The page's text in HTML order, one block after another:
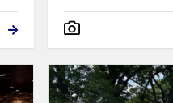
Džiaugsmingas
birželis